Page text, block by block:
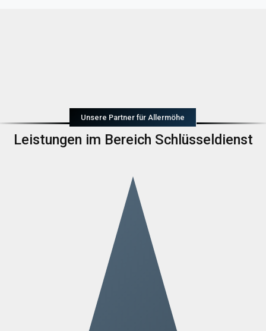
Unsere Partner für Allermöhe
Leistungen im Bereich Schlüsseldienst